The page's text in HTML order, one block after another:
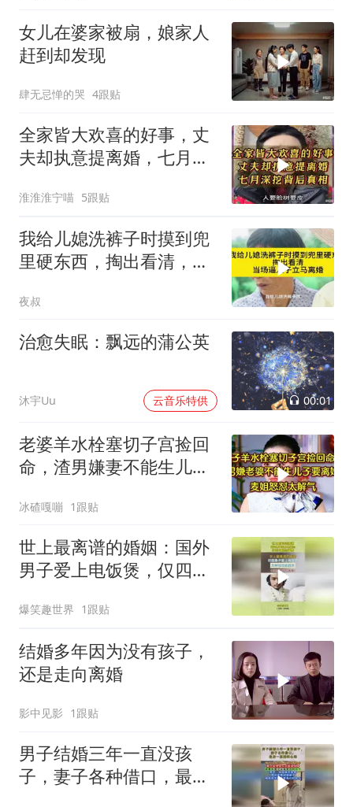
女儿在婆家被扇，娘家人
赶到却发现
肆无忌惮的哭 4跟贴
全家皆大欢喜的好事，丈
夫却执意提离婚，七月深
淮淮淮宁喵 5跟贴
我给儿媳洗裤子时摸到兜
里硬东西，掏出看清，当
夜叔
治愈失眠：飘远的蒲公英
沐宇Uu 云音乐特供 00:01
老婆羊水栓塞切子宫捡回
命，渣男嫌妻不能生儿子
冰碴嘎嘣 1跟贴
世上最离谱的婚姻：国外
男子爱上电饭煲，仅四天
爆笑趣世界 1跟贴
结婚多年因为没有孩子，
还是走向离婚
影中见影 1跟贴
男子结婚三年一直没孩
子，妻子各种借口，最后